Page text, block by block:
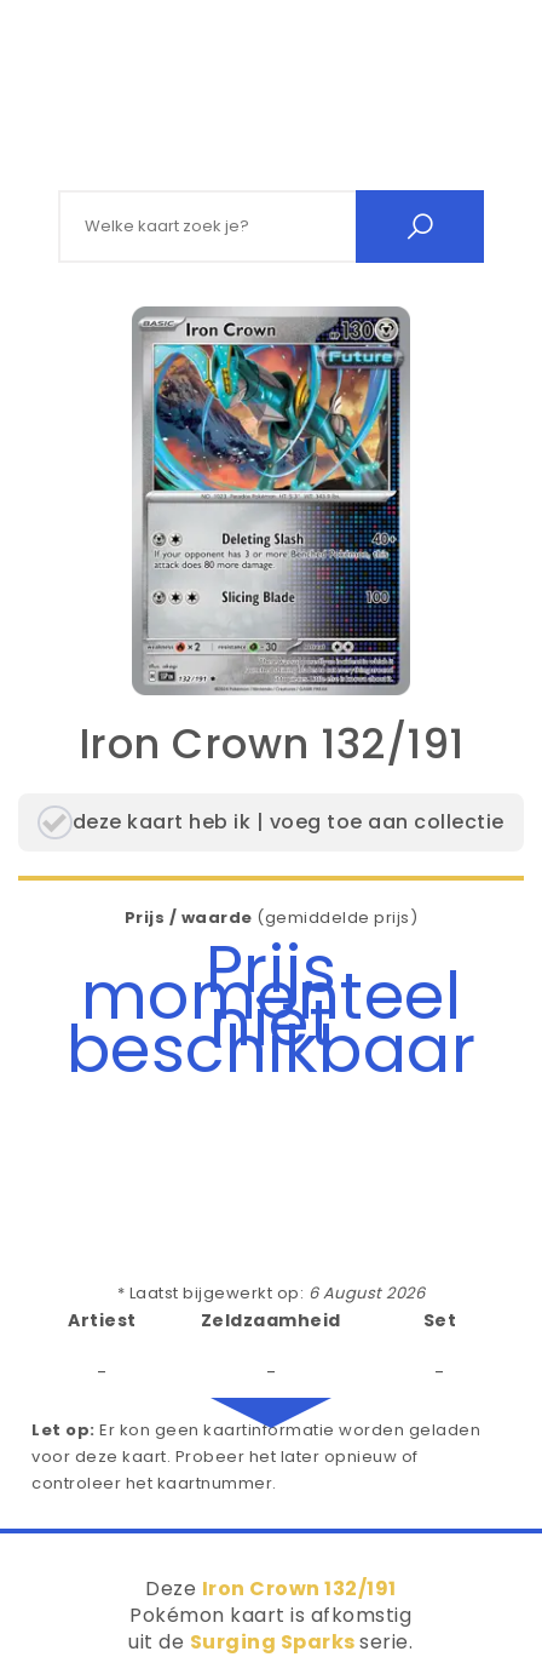
Iron Crown 132/191
deze kaart heb ik | voeg toe aan collectie
Prijs / waarde (gemiddelde prijs)
Prijs
momenteel
niet
beschikbaar
* Laatst bijgewerkt op: 6 August 2026
Artiest
-
Zeldzaamheid
-
Set
-
Let op: Er kon geen kaartinformatie worden geladen
voor deze kaart. Probeer het later opnieuw of
controleer het kaartnummer.
Deze Iron Crown 132/191
Pokémon kaart is afkomstig
uit de Surging Sparksserie.